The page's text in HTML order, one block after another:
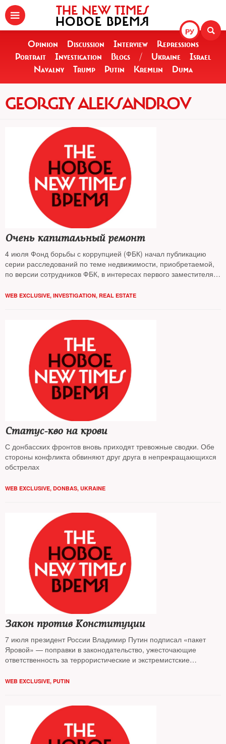
РУ
THE NEW TIMES
НОВОЕ ВРЕМЯ
Opinion Discussion Interview
Repressions
Portrait
Investigation Blogs / Ukraine
Israel
Navalny
Trump Putin Kremlin Duma
GEORGIY ALEKSANDROV
Очень капитальный ремонт
4 июля Фонд борьбы с коррупцией (ФБК) начал публикацию
серии расследований по теме недвижимости, приобретаемой,
по версии сотрудников ФБК, в интересах первого заместителя
WEB EXCLUSIVE, INVESTIGATION, REAL ESTATE
Статус-кво на крови
С донбасских фронтов вновь приходят тревожные сводки. Обе
стороны конфликта обвиняют друг друга в непрекращающихся
обстрелах
WEB EXCLUSIVE, DONBAS, UKRAINE
Закон против Конституции
7 июля президент России Владимир Путин подписал «пакет
Яровой» — поправки в законодательство, ужесточающие
ответственность за террористические и экстремистские
WEB EXCLUSIVE, PUTIN